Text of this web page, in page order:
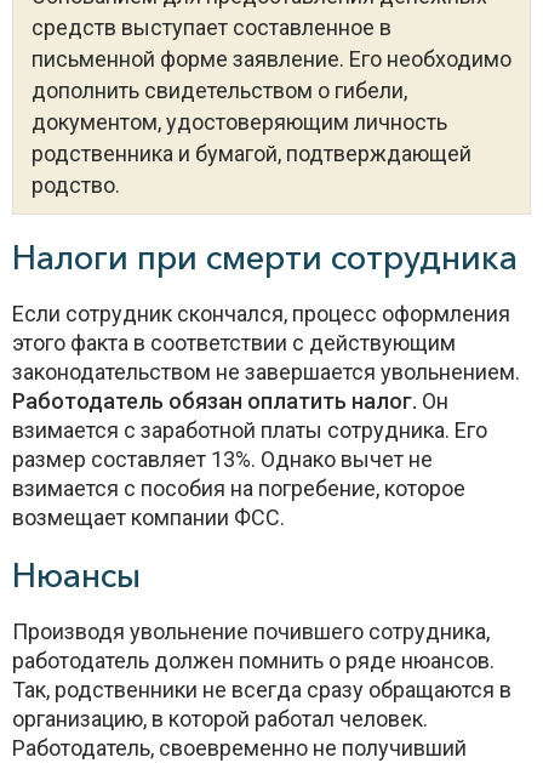
средств выступает составленное в
письменной форме заявление. Его необходимо
дополнить свидетельством о гибели,
документом, удостоверяющим личность
родственника и бумагой, подтверждающей
родство.
Налоги при смерти сотрудника
Если сотрудник скончался, процесс оформления
этого факта в соответствии с действующим
законодательством не завершается увольнением.
Работодатель обязан оплатить налог. Он
взимается с заработной платы сотрудника. Его
размер составляет 13%. Однако вычет не
взимается с пособия на погребение, которое
возмещает компании ФСС.
Нюансы
Производя увольнение почившего сотрудника,
работодатель должен помнить о ряде нюансов.
Так, родственники не всегда сразу обращаются в
организацию, в которой работал человек.
Работодатель, своевременно не получивший